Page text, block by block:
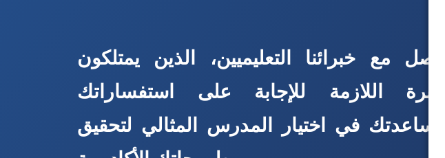
تواصل مع خبرائنا التعليميين، الذين يمتلكون
الخبرة اللازمة للإجابة على استفساراتك
ومساعدتك في اختيار المدرس المثالي لتحقيق